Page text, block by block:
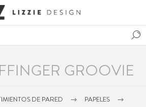
GROOVIE
DE PARED
PAPELES